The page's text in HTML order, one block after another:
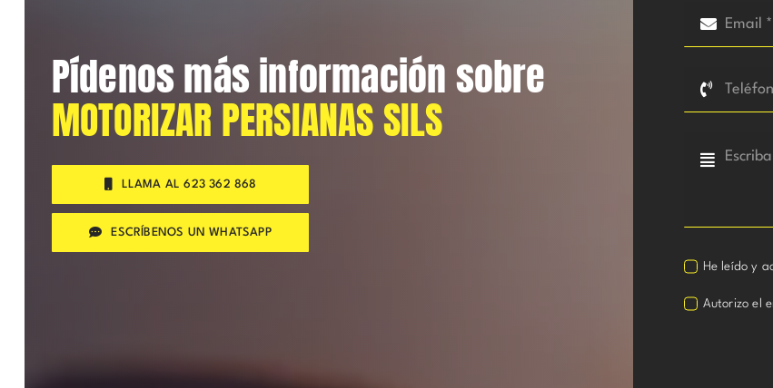
Pídenos más información sobre
MOTORIZAR PERSIANAS SILS
LLAMA AL 623 362 868
ESCRÍBENOS UN WHATSAPP
He leído y
Autorizo el